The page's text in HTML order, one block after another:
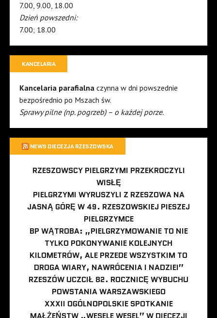
7.00, 9.00, 18.00
Dzień powszedni:
7.00; 18.00
KANCELARIA
Kancelaria parafialna czynna w dni powszednie
bezpośrednio po Mszach św.
Sprawy pilne (np. pogrzeb) – o każdej porze.
NEWS DIECEZJA RZESZOWSKA
RZESZOWSCY PIELGRZYMI PRZEKROCZYLI
WISŁĘ
PIELGRZYMI WYRUSZYLI Z RZESZOWA NA
JASNĄ GÓRĘ W 49. RZESZOWSKIEJ PIESZEJ
PIELGRZYMCE
BP WĄTROBA: „PIELGRZYMOWANIE TO NIE
TYLKO POKONYWANIE KOLEJNYCH
KILOMETRÓW, ALE PRZEDE WSZYSTKIM TO
DROGA WIARY, NAWRÓCENIA I NADZIEI”
RZESZÓW UCZCIŁ 82. ROCZNICĘ WYBUCHU
POWSTANIA WARSZAWSKIEGO
XXXII OGÓLNOPOLSKIE SPOTKANIE